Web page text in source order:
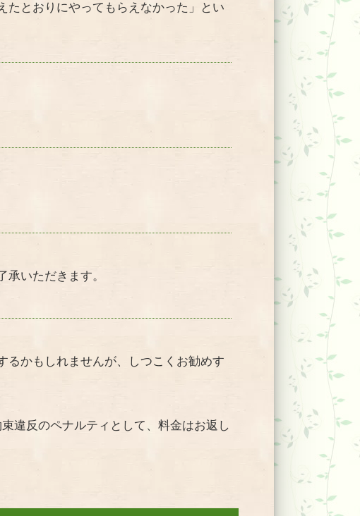
たとおりにやってもらえなかった」とい
いただきます。
るかもしれませんが、しつこくお勧めす
違反のペナルティとして、料金はお返し